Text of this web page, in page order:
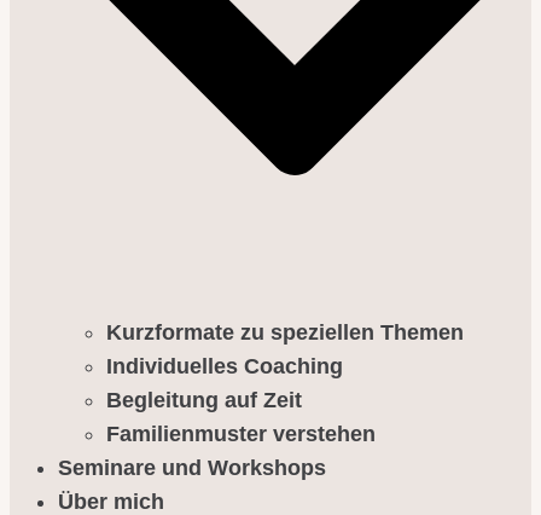
Kurzformate zu speziellen Themen
Individuelles Coaching
Begleitung auf Zeit
Familienmuster verstehen
Seminare und Workshops
Über mich